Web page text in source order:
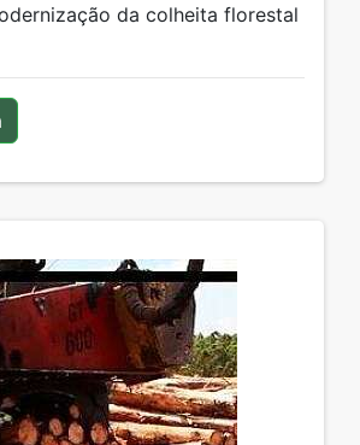
da colheita florestal